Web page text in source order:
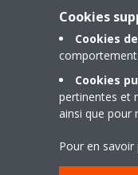
05/
Cookies
Cookies
Cookies
pertinentes et
ainsi que pour
Pour en